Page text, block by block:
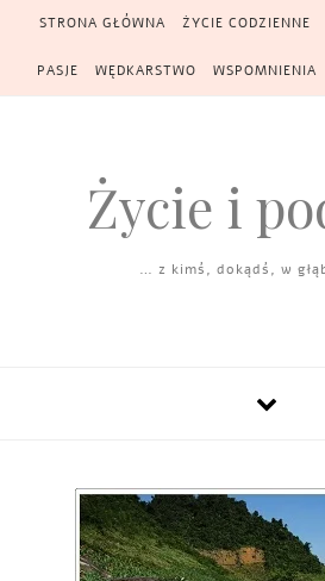
Skip to content
STRONA GŁÓWNA ŻYCIE CODZIENNE
PASJE WĘDKARSTWO WSPOMNIENIA
Życie i
… z kimś, dokądś, w